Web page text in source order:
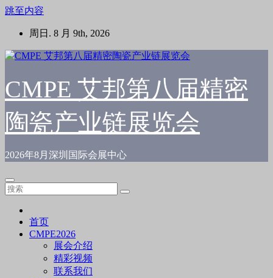
跳至内容
周日. 8 月 9th, 2026
CMPE 艾邦第八届精密
陶瓷产业链展览会
2026年8月深圳国际会展中心
首页
CMPE2026
展会介绍
精彩视频
联系我们